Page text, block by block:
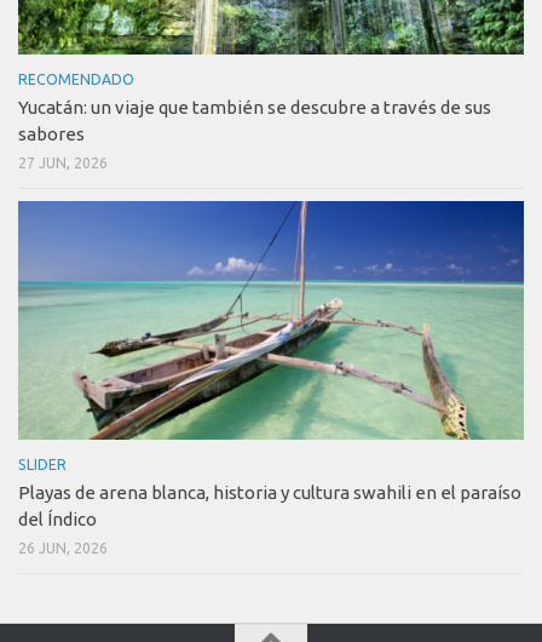
RECOMENDADO
Yucatán: un viaje que también se descubre a través de sus
sabores
27 JUN, 2026
SLIDER
Playas de arena blanca, historia y cultura swahili en el paraíso
del Índico
26 JUN, 2026